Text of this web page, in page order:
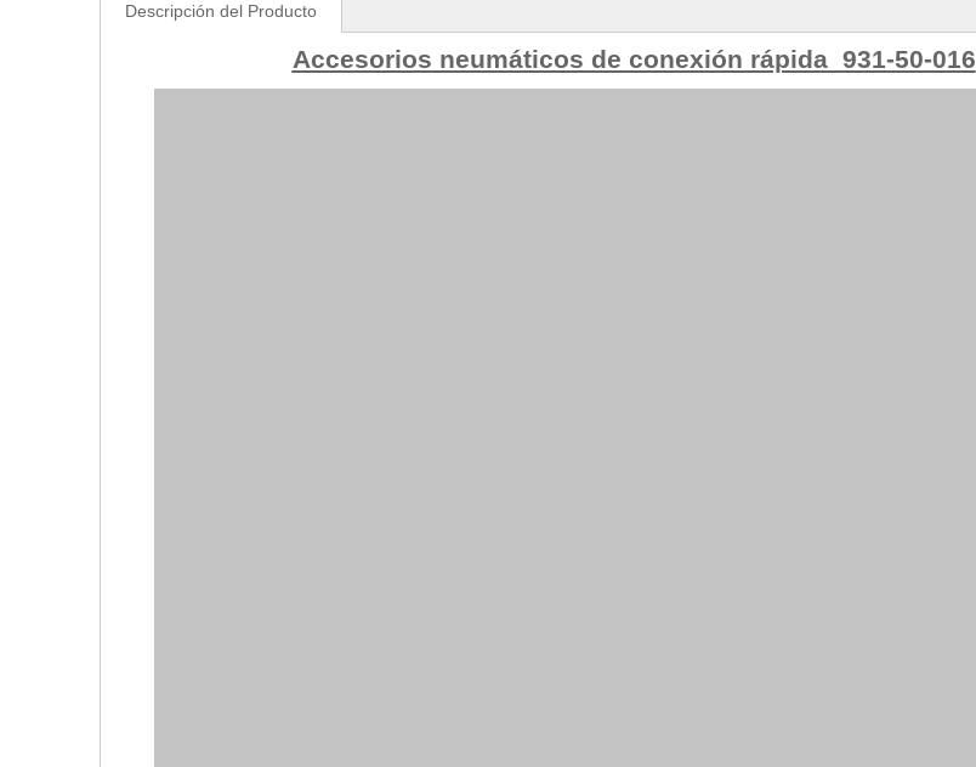
Descripción del Producto
Accesorios neumáticos de conexión rápida 931-50-016